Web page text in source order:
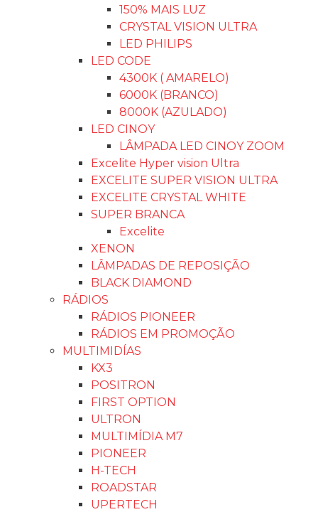
150% MAIS LUZ
CRYSTAL VISION ULTRA
LED PHILIPS
LED CODE
4300K ( AMARELO)
6000K (BRANCO)
8000K (AZULADO)
LED CINOY
LÂMPADA LED CINOY ZOOM
Excelite Hyper vision Ultra
EXCELITE SUPER VISION ULTRA
EXCELITE CRYSTAL WHITE
SUPER BRANCA
Excelite
XENON
LÂMPADAS DE REPOSIÇÃO
BLACK DIAMOND
RÁDIOS
RÁDIOS PIONEER
RÁDIOS EM PROMOÇÃO
MULTIMIDÍAS
KX3
POSITRON
FIRST OPTION
ULTRON
MULTIMÍDIA M7
PIONEER
H-TECH
ROADSTAR
UPERTECH